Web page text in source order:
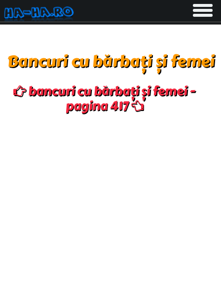
Toggle
Bancuri cu bărbați și femei
bancuri cu bărbați și femei -
pagina 417